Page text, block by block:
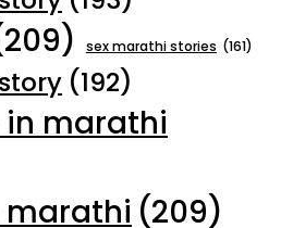
sex marathi stories (161)
(192)
in marathi
marathi (209)